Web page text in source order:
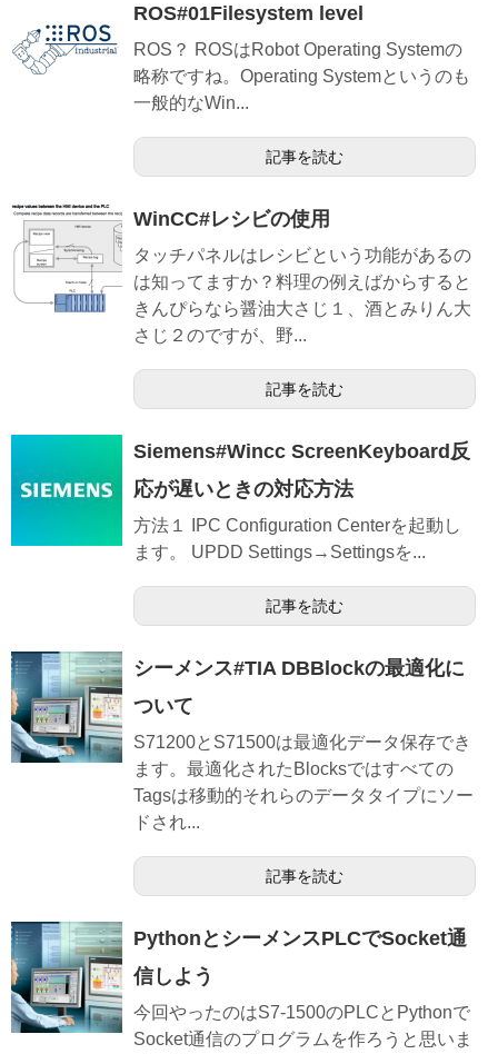
ROS#01Filesystem level
ROS？ ROSはRobot Operating Systemの
略称ですね。Operating Systemというのも
一般的なWin...
記事を読む
WinCC#レシビの使用
タッチパネルはレシビという功能があるの
は知ってますか？料理の例えばからすると
きんぴらなら醤油大さじ１、酒とみりん大
さじ２のですが、野...
記事を読む
Siemens#Wincc ScreenKeyboard反
応が遅いときの対応方法
方法１ IPC Configuration Centerを起動し
ます。 UPDD Settings→Settingsを...
記事を読む
シーメンス#TIA DBBlockの最適化に
ついて
S71200とS71500は最適化データ保存でき
ます。最適化されたBlocksではすべての
Tagsは移動的それらのデータタイプにソー
ドされ...
記事を読む
PythonとシーメンスPLCでSocket通
信しよう
今回やったのはS7-1500のPLCとPythonで
Socket通信のプログラムを作ろうと思いま